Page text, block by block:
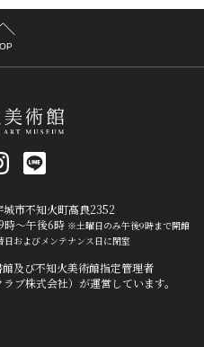
市不知火町高良2352
～午後6時 ※土曜日のみ午後9時まで開館
およびメンテナンス日に閉室
及び不知火美術館指定管理者
ブ株式会社）が運営しています。